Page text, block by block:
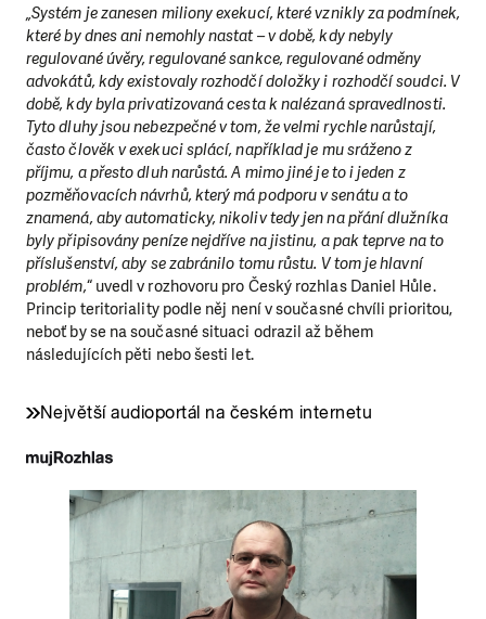
„Systém je zanesen miliony exekucí, které vznikly za podmínek,
které by dnes ani nemohly nastat – v době, kdy nebyly
regulované úvěry, regulované sankce, regulované odměny
advokátů, kdy existovaly rozhodčí doložky i rozhodčí soudci. V
době, kdy byla privatizovaná cesta k nalézaná spravedlnosti.
Tyto dluhy jsou nebezpečné v tom, že velmi rychle narůstají,
často člověk v exekuci splácí, například je mu sráženo z
příjmu, a přesto dluh narůstá. A mimo jiné je to i jeden z
pozměňovacích návrhů, který má podporu v senátu a to
znamená, aby automaticky, nikoliv tedy jen na přání dlužníka
byly připisovány peníze nejdříve na jistinu, a pak teprve na to
příslušenství, aby se zabránilo tomu růstu. V tom je hlavní
problém,“ uvedl v rozhovoru pro Český rozhlas Daniel Hůle.
Princip teritoriality podle něj není v současné chvíli prioritou,
neboť by se na současné situaci odrazil až během
následujících pěti nebo šesti let.